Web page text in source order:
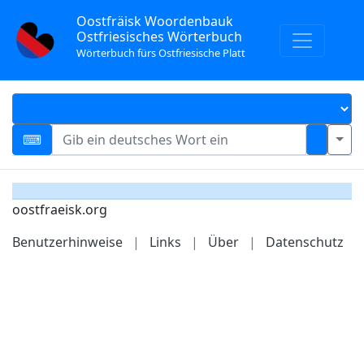
Oostfräisk Woordenbauk
Ostfriesisches Wörterbuch
Wörterbuch fürs Ostfriesische Platt
oostfraeisk.org
Benutzerhinweise
| Links | Über | Datenschutz